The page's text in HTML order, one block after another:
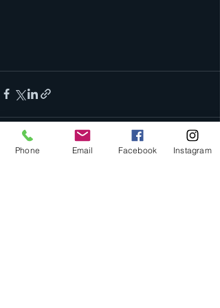
Phone Email Facebook Instagram